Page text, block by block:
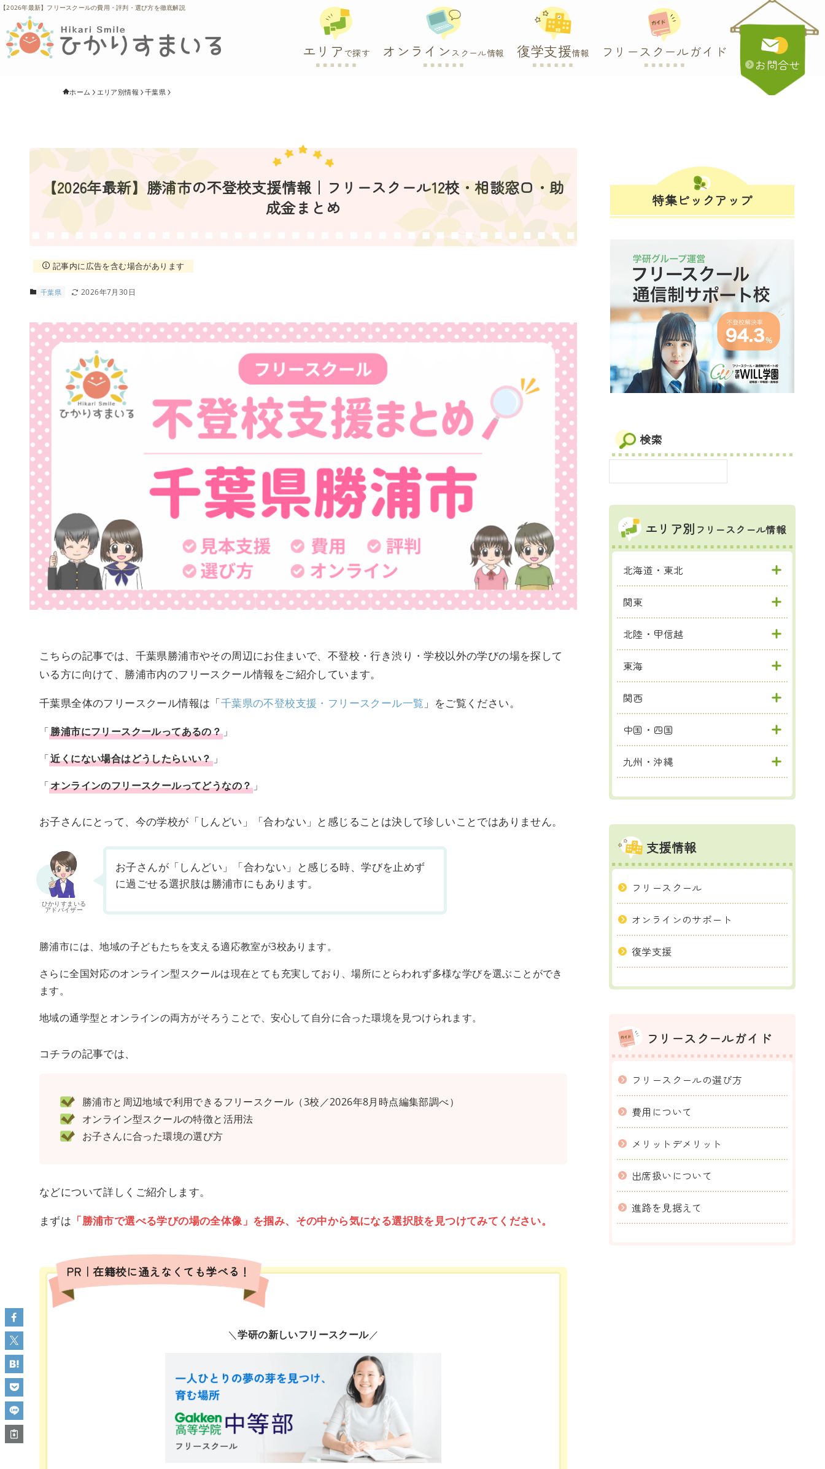
【2026年最新】フリースクールの費用・評判・選び方を徹底解説
エリア で探す オンライン スクール情報 復学支援情報 フリースクールガイド
お問合せ
ホーム エリア別情報 千葉県
【2026年最新】勝浦市の不登校支援情報｜フリースクール12校・相談窓口・助
成金まとめ
記事内に広告を含む場合があります
千葉県 2026年7月30日
こちらの記事では、千葉県勝浦市やその周辺にお住まいで、不登校・行き渋り・学校以外の学びの場を探して
いる方に向けて、勝浦市内のフリースクール情報をご紹介しています。
千葉県全体のフリースクール情報は「千葉県の不登校支援・フリースクール一覧 」をご覧ください。
「勝浦市にフリースクールってあるの？ 」
「近くにない場合はどうしたらいい？」
「オンラインのフリースクールってどうなの？ 」
お子さんにとって、今の学校が「しんどい」「合わない」と感じることは決して珍しいことではありません。
ひかりすまいる
アドバイザー
お子さんが「しんどい」「合わない」と感じる時、学びを止めず
に過ごせる選択肢は勝浦市にもあります。
勝浦市には、地域の子どもたちを支える適応教室が3校あります。
さらに全国対応のオンライン型スクールは現在とても充実しており、場所にとらわれず多様な学びを選ぶことができ
ます。
地域の通学型とオンラインの両方がそろうことで、安心して自分に合った環境を見つけられます。
コチラの記事では、
勝浦市と周辺地域で利用できるフリースクール（3校／2026年8月時点編集部調べ）
オンライン型スクールの特徴と活用法
お子さんに合った環境の選び方
などについて詳しくご紹介します。
まずは 「勝浦市で選べる学びの場の全体像」を掴み、その中から気になる選択肢を見つけてみてください。
PR｜在籍校に通えなくても学べる！
＼学研の新しいフリースクール／
特集ピックアップ
検索
エリア別 フリースクール情報
北海道・東北
関東
北陸・甲信越
東海
関西
中国・四国
九州・沖縄
支援情報
フリースクール
オンラインのサポート
復学支援
フリースクールガイド
フリースクールの選び方
費用について
メリットデメリット
出席扱いについて
進路を見据えて